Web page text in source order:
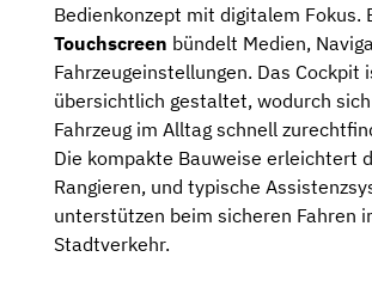
Bedienkonzept mit digitalem Fokus.
Touchscreen bündelt Medien,
Fahrzeugeinstellungen. Das Cockpit
übersichtlich gestaltet, wodurch
Fahrzeug im Alltag schnell
Die kompakte Bauweise erleichtert
Rangieren, und typische
unterstützen beim sicheren Fahren
Stadtverkehr.